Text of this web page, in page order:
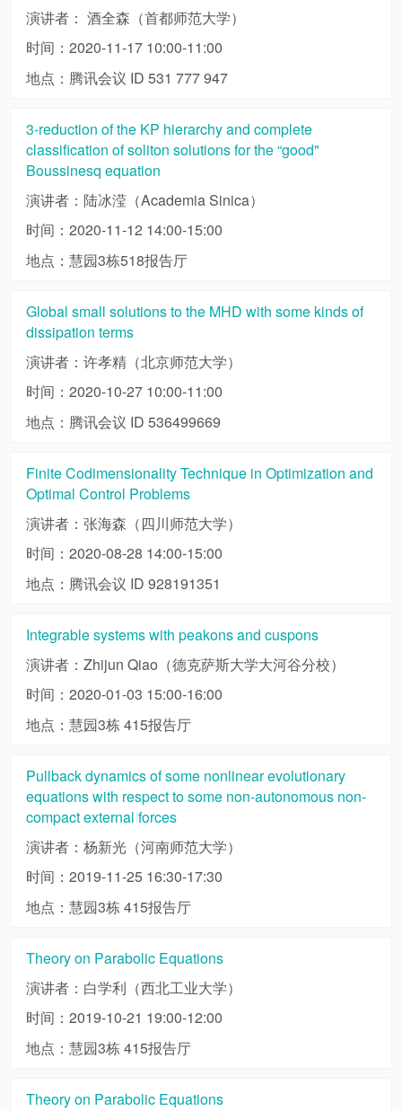
演讲者： 酒全森（首都师范大学）
时间：2020-11-17 10:00-11:00
地点：腾讯会议 ID 531 777 947
3-reduction of the KP hierarchy and complete
classification of soliton solutions for the “good"
Boussinesq equation
演讲者：陆冰滢（Academia Sinica）
时间：2020-11-12 14:00-15:00
地点：慧园3栋518报告厅
Global small solutions to the MHD with some kinds of
dissipation terms
演讲者：许孝精（北京师范大学）
时间：2020-10-27 10:00-11:00
地点：腾讯会议 ID 536499669
Finite Codimensionality Technique in Optimization and
Optimal Control Problems
演讲者：张海森（四川师范大学）
时间：2020-08-28 14:00-15:00
地点：腾讯会议 ID 928191351
Integrable systems with peakons and cuspons
演讲者：Zhijun Qiao（德克萨斯大学大河谷分校）
时间：2020-01-03 15:00-16:00
地点：慧园3栋 415报告厅
Pullback dynamics of some nonlinear evolutionary
equations with respect to some non-autonomous non-
compact external forces
演讲者：杨新光（河南师范大学）
时间：2019-11-25 16:30-17:30
地点：慧园3栋 415报告厅
Theory on Parabolic Equations
演讲者：白学利（西北工业大学）
时间：2019-10-21 19:00-12:00
地点：慧园3栋 415报告厅
Theory on Parabolic Equations